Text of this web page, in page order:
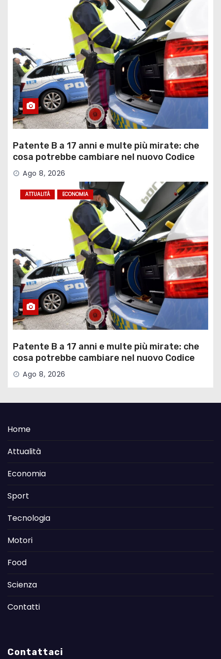
Patente B a 17 anni e multe più mirate: che
cosa potrebbe cambiare nel nuovo Codice
della Strada
Ago 8, 2026
ATTUALITÀ ECONOMIA
Patente B a 17 anni e multe più mirate: che
cosa potrebbe cambiare nel nuovo Codice
della Strada
Ago 8, 2026
Home
Attualità
Economia
Sport
Tecnologia
Motori
Food
Scienza
Contatti
Contattaci